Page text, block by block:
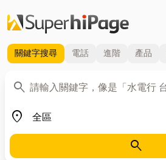
關鍵字搜尋 電話 進階 產品
search
關鍵字
place
地區
search